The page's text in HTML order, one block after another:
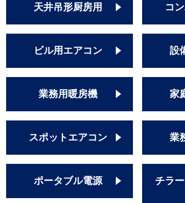
天井吊形厨房用 コ
ビル用エアコン 設
業務用暖房機 家
スポットエアコン 業
ポータブル電源
チラ